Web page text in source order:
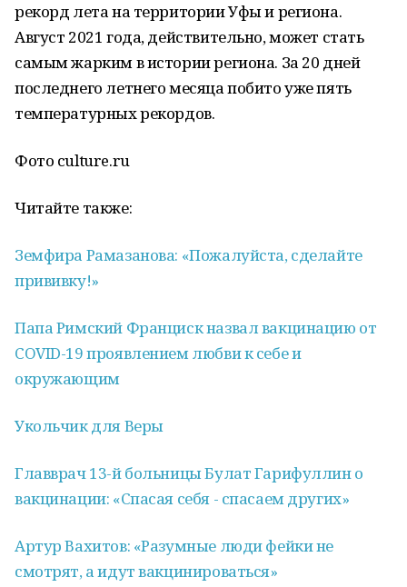
рекорд лета на территории Уфы и региона.
Август 2021 года, действительно, может стать
самым жарким в истории региона. За 20 дней
последнего летнего месяца побито уже пять
температурных рекордов.
Фото culture.ru
Читайте также:
Земфира Рамазанова: «Пожалуйста, сделайте
прививку!»
Папа Римский Франциск назвал вакцинацию от
COVID-19 проявлением любви к себе и
окружающим
Укольчик для Веры
Главврач 13-й больницы Булат Гарифуллин о
вакцинации: «Спасая себя - спасаем других»
Артур Вахитов: «Разумные люди фейки не
смотрят, а идут вакцинироваться»